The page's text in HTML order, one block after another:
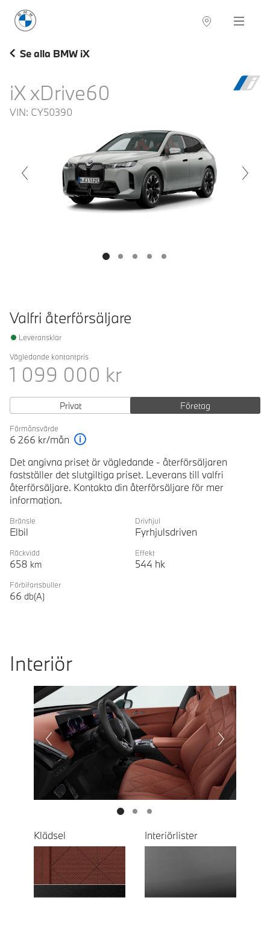
BMW Sverige Navigation
Se alla BMW iX
iX xDrive60
VIN: CY50390
Valfri återförsäljare
Leveransklar
Vägledande kontantpris
1 099 000 kr
Privat Företag
Förmånsvärde
6 266 kr/mån
Det angivna priset är vägledande - återförsäljaren
fastställer det slutgiltiga priset. Leverans till valfri
återförsäljare. Kontakta din återförsäljare för mer
information.
Bränsle
Elbil
Drivhjul
Fyrhjulsdriven
Räckvidd
658 km
Effekt
544 hk
Förbifartsbuller
66 db(A)
Interiör
Prevoius
Next
Klädsel Interiörlister